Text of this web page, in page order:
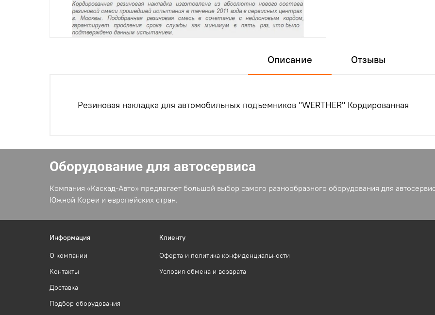
Описание Отзывы
Резиновая накладка для автомобильных подъемников "WERTHER" Кордированная
Оборудование для автосервиса
Компания «Каскад-Авто» предлагает большой выбор самого разнообразного оборудования для
Южной Кореи и европейских стран.
Информация
О компании
Контакты
Доставка
Подбор оборудования
Клиенту
Оферта и политика конфиденциальности
Условия обмена и возврата